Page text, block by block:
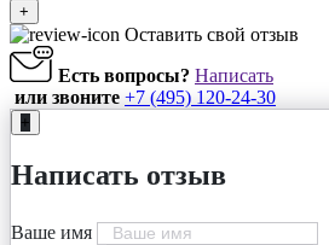
+
Оставить свой отзыв
Есть вопросы? Написать
или звоните +7 (495) 120-24-30
+
Написать отзыв
Ваше имя